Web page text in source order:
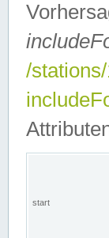
/
start